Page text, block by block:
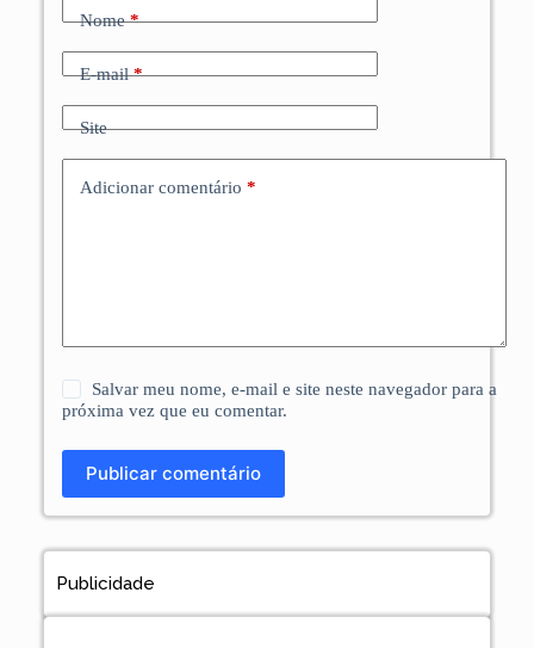
Nome*
E-mail*
Site
Adicionar comentário *
Salvar meu nome, e-mail e site neste navegador para a
próxima vez que eu comentar.
Publicar comentário
Publicidade